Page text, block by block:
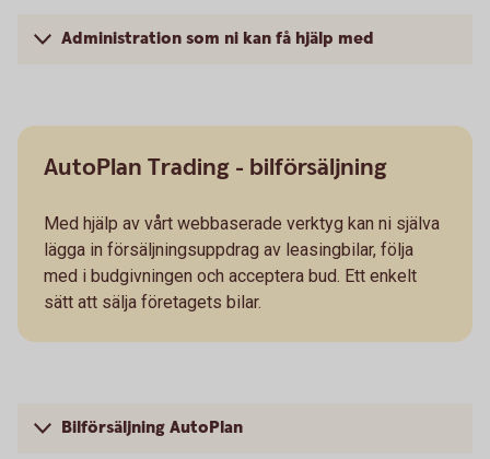
Administration som ni kan få hjälp med
AutoPlan Trading - bilförsäljning
Med hjälp av vårt webbaserade verktyg kan ni själva
lägga in försäljningsuppdrag av leasingbilar, följa
med i budgivningen och acceptera bud. Ett enkelt
sätt att sälja företagets bilar.
Bilförsäljning AutoPlan